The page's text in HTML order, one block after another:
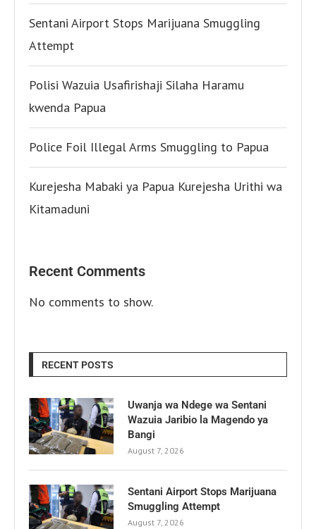
Sentani Airport Stops Marijuana Smuggling
Attempt
Polisi Wazuia Usafirishaji Silaha Haramu
kwenda Papua
Police Foil Illegal Arms Smuggling to Papua
Kurejesha Mabaki ya Papua Kurejesha Urithi wa
Kitamaduni
Recent Comments
No comments to show.
RECENT POSTS
Uwanja wa Ndege wa Sentani
Wazuia Jaribio la Magendo ya
Bangi
August 7, 2026
Sentani Airport Stops Marijuana
Smuggling Attempt
August 7, 2026